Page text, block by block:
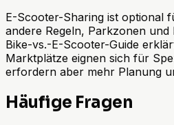
E-Scooter-Sharing ist optional
andere Regeln, Parkzonen und
Bike-vs.-E-Scooter-Guide
Marktplätze eignen sich für
erfordern aber mehr Planung
Häufige Fragen